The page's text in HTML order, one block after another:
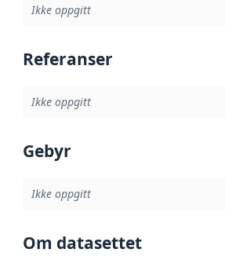
Ikke oppgitt
Referanser
Ikke oppgitt
Gebyr
Ikke oppgitt
Om datasettet